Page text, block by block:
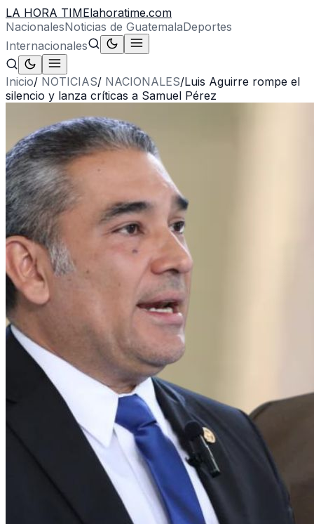
LA HORA TIMElahoratime.com
NacionalesNoticias de GuatemalaDeportes
Internacionales
Inicio/ NOTICIAS/ NACIONALES/Luis Aguirre rompe el
silencio y lanza críticas a Samuel Pérez